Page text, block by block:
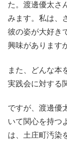
た。渡邊優太さ
みます。私は、
彼の姿が大好き
興味があります
また、どんな本
実践会に対する
ですが、渡邊優
いて関心を持つ
は、土庄町汚染